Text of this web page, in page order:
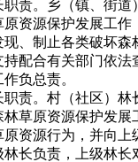
职责。乡（镇、街
资源保护发展工作
、制止各类破坏森
持配合有关部门依
负总责。
职责。村（社区）
草原资源保护发展
资源行为，并向上
长负责，上级林长